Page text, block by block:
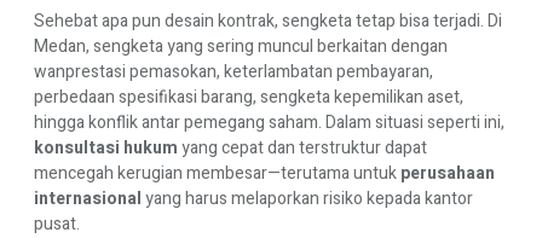
Sehebat apa pun desain kontrak, sengketa tetap bisa terjadi. Di
Medan, sengketa yang sering muncul berkaitan dengan
wanprestasi pemasokan, keterlambatan pembayaran,
perbedaan spesifikasi barang, sengketa kepemilikan aset,
hingga konflik antar pemegang saham. Dalam situasi seperti ini,
konsultasi hukumyang cepat dan terstruktur dapat
mencegah kerugian membesar—terutama untukperusahaan
internasionalyang harus melaporkan risiko kepada kantor
pusat.